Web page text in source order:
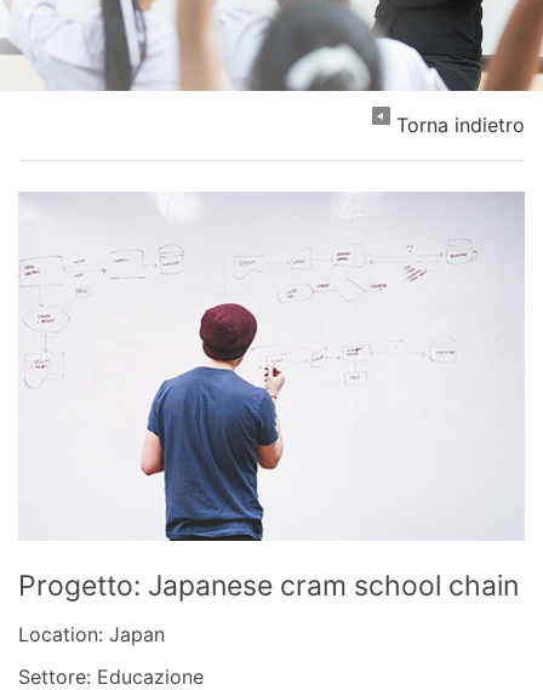
Torna indietro
Progetto: Japanese cram school chain
Location: Japan
Settore: Educazione